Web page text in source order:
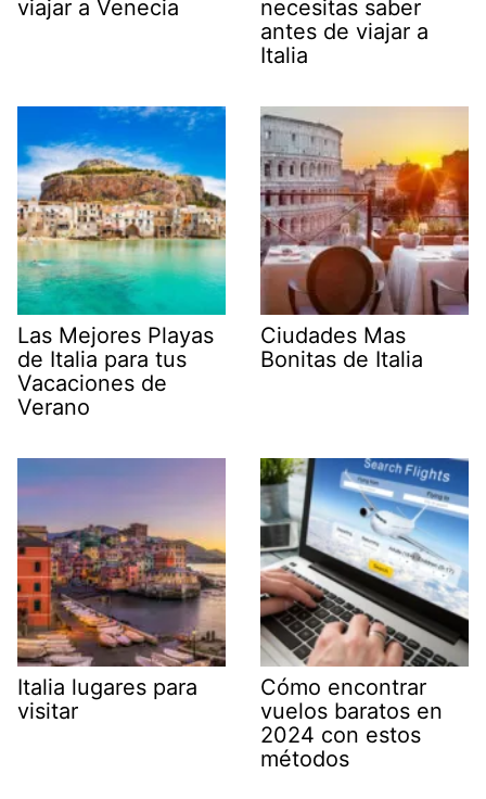
viajar a Venecia
necesitas saber
antes de viajar a
Italia
Las Mejores Playas
de Italia para tus
Vacaciones de
Verano
Ciudades Mas
Bonitas de Italia
Italia lugares para
visitar
Cómo encontrar
vuelos baratos en
2024 con estos
métodos